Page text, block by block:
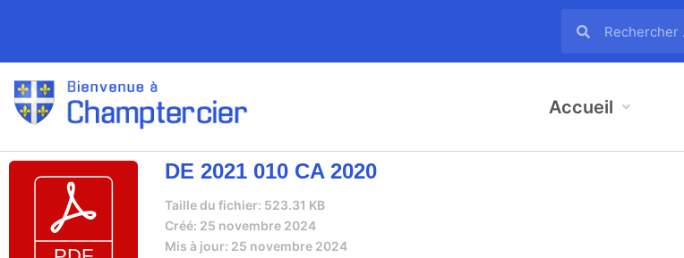
Accueil
DE 2021 010 CA 2020
Taille du fichier: 523.31 KB
Créé: 25 novembre 2024
Mis à jour: 25 novembre 2024